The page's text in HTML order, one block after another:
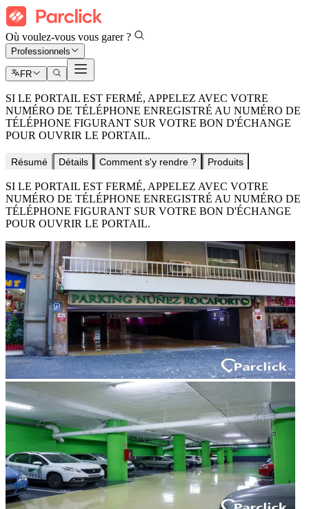
Où voulez-vous vous garer ?
Professionnels
FR
SI LE PORTAIL EST FERMÉ, APPELEZ AVEC VOTRE
NUMÉRO DE TÉLÉPHONE ENREGISTRÉ AU NUMÉRO DE
TÉLÉPHONE FIGURANT SUR VOTRE BON D'ÉCHANGE
POUR OUVRIR LE PORTAIL.
Résumé Détails Comment s'y rendre ? Produits
SI LE PORTAIL EST FERMÉ, APPELEZ AVEC VOTRE
NUMÉRO DE TÉLÉPHONE ENREGISTRÉ AU NUMÉRO DE
TÉLÉPHONE FIGURANT SUR VOTRE BON D'ÉCHANGE
POUR OUVRIR LE PORTAIL.